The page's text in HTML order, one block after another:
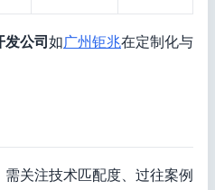
发公司 如广州钜兆在定制化与
需关注技术匹配度、过往案例